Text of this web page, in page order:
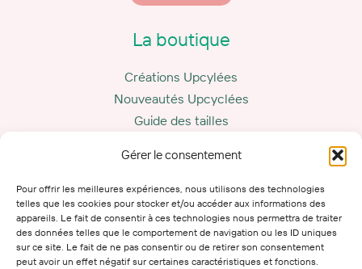
Gérer le consentement
Pour offrir les meilleures expériences, nous utilisons des technologies
telles que les cookies pour stocker et/ou accéder aux informations des
appareils. Le fait de consentir à ces technologies nous permettra de traiter
des données telles que le comportement de navigation ou les ID uniques
sur ce site. Le fait de ne pas consentir ou de retirer son consentement
peut avoir un effet négatif sur certaines caractéristiques et fonctions.
La boutique
Créations Upcylées
Nouveautés Upcyclées
Guide des tailles
La marque
Le Marcotte Club
Mes conseils